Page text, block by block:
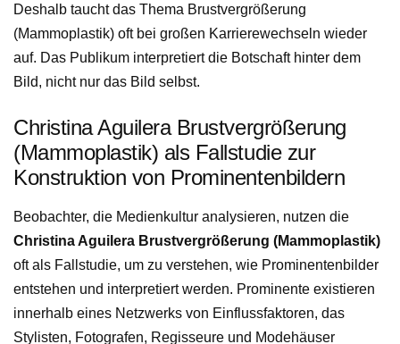
Deshalb taucht das Thema Brustvergrößerung
(Mammoplastik) oft bei großen Karrierewechseln wieder
auf. Das Publikum interpretiert die Botschaft hinter dem
Bild, nicht nur das Bild selbst.
Christina Aguilera Brustvergrößerung
(Mammoplastik) als Fallstudie zur
Konstruktion von Prominentenbildern
Beobachter, die Medienkultur analysieren, nutzen die
Christina Aguilera Brustvergrößerung (Mammoplastik)
oft als Fallstudie, um zu verstehen, wie Prominentenbilder
entstehen und interpretiert werden. Prominente existieren
innerhalb eines Netzwerks von Einflussfaktoren, das
Stylisten, Fotografen, Regisseure und Modehäuser